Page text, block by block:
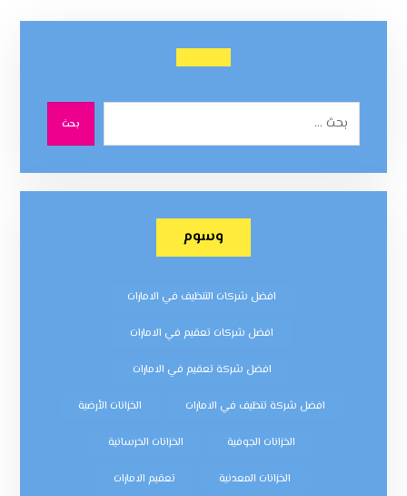
بحث
وسوم
افضل شركات التنظيف في الامارات
افضل شركات تعقيم في الامارات
افضل شركة تعقيم في الامارات
افضل شركة تنظيف في الامارات الخزانات الأرضية
الخزانات الجوفية الخزانات الخرسانية
الخزانات المعدنية تعقيم الامارات